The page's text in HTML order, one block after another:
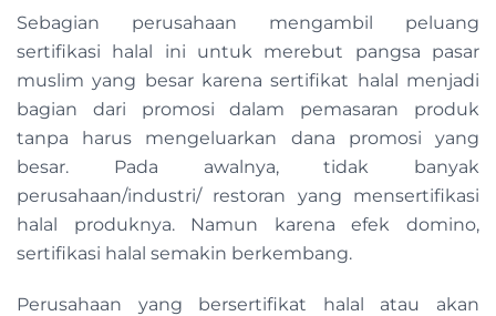
Sebagian perusahaan mengambil peluang
sertifikasi halal ini untuk merebut pangsa pasar
muslim yang besar karena sertifikat halal menjadi
bagian dari promosi dalam pemasaran produk
tanpa harus mengeluarkan dana promosi yang
besar. Pada awalnya, tidak banyak
perusahaan/industri/ restoran yang mensertifikasi
halal produknya. Namun karena efek domino,
sertifikasi halal semakin berkembang.
Perusahaan yang bersertifikat halal atau akan